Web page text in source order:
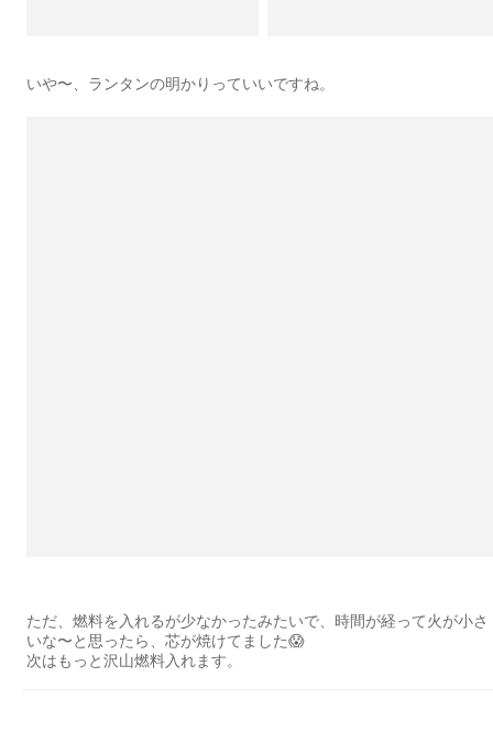
いや〜、ランタンの明かりっていいですね。
ただ、燃料を入れるが少なかったみたいで、時間が経って火が小さ
いな〜と思ったら、芯が焼けてました😱
次はもっと沢山燃料入れます。